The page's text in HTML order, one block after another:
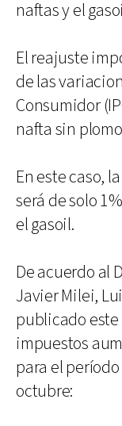
naftas y el
El reajuste
de las
Consumidor
nafta sin
En este caso,
será de solo
el gasoil.
De acuerdo al
Javier Milei,
publicado
impuestos
para el
octubre: